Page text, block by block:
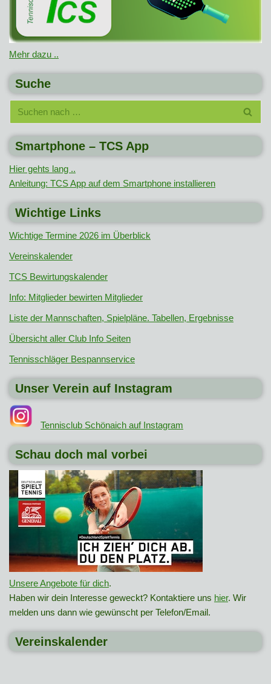
Mehr dazu ..
Suche
Smartphone – TCS App
Hier gehts lang ..
Anleitung: TCS App auf dem Smartphone installieren
Wichtige Links
Wichtige Termine 2026 im Überblick
Vereinskalender
TCS Bewirtungskalender
Info: Mitglieder bewirten Mitglieder
Liste der Mannschaften, Spielpläne. Tabellen, Ergebnisse
Übersicht aller Club Info Seiten
Tennisschläger Bespannservice
Unser Verein auf Instagram
Tennisclub Schönaich auf Instagram
Schau doch mal vorbei
Unsere Angebote für dich.
Haben wir dein Interesse geweckt? Kontaktiere uns hier. Wir
melden uns dann wie gewünscht per Telefon/Email.
Vereinskalender